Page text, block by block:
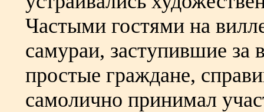
Частыми гостями на
самураи, заступившие за
простые граждане,
самолично принимал